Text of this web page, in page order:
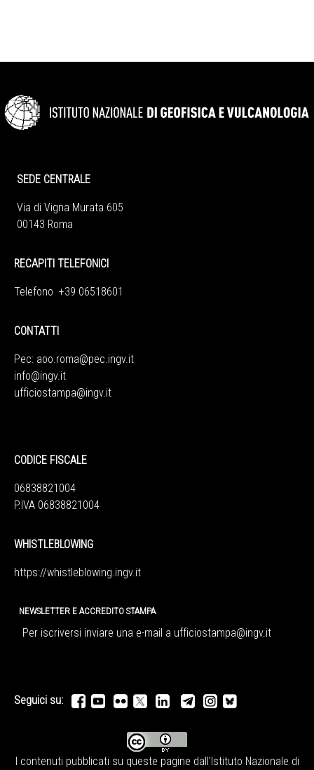
SEDE CENTRALE
Via di Vigna Murata 605
00143 Roma
RECAPITI TELEFONICI
Telefono +39 06518601
CONTATTI
Pec: aoo.roma@pec.ingv.it
info@ingv.it
ufficiostampa@ingv.it
CODICE FISCALE
06838821004
P.IVA 06838821004
WHISTLEBLOWING
https://whistleblowing.ingv.it
NEWSLETTER E ACCREDITO STAMPA
Per iscriversi inviare una e-mail a ufficiostampa@ingv.it
Seguici su:
I contenuti pubblicati su queste pagine dall' Istituto Nazionale di